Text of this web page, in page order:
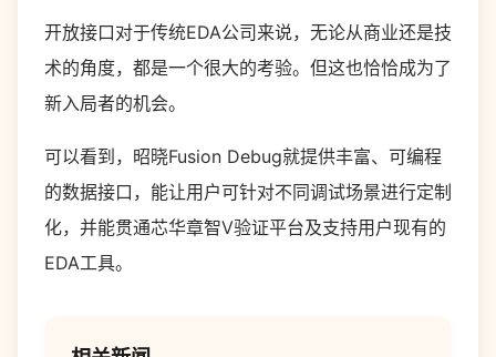
开放接口对于传统EDA公司来说，无论从商业还是技
术的角度，都是一个很大的考验。但这也恰恰成为了
新入局者的机会。
可以看到，昭晓Fusion Debug就提供丰富、可编程
的数据接口，能让用户可针对不同调试场景进行定制
化，并能贯通芯华章智V验证平台及支持用户现有的
EDA工具。